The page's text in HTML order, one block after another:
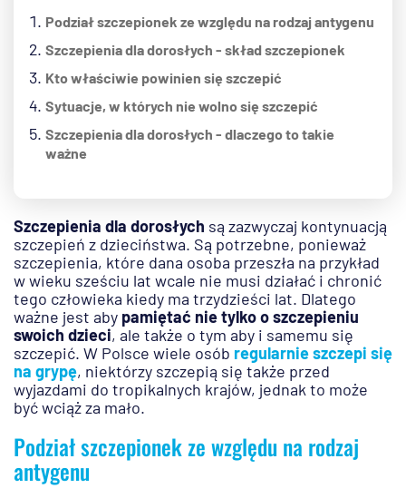
Podział szczepionek ze względu na rodzaj antygenu
Szczepienia dla dorosłych - skład szczepionek
Kto właściwie powinien się szczepić
Sytuacje, w których nie wolno się szczepić
Szczepienia dla dorosłych - dlaczego to takie
ważne
Szczepienia dla dorosłych są zazwyczaj kontynuacją
szczepień z dzieciństwa. Są potrzebne, ponieważ
szczepienia, które dana osoba przeszła na przykład
w wieku sześciu lat wcale nie musi działać i chronić
tego człowieka kiedy ma trzydzieści lat. Dlatego
ważne jest aby pamiętać nie tylko o szczepieniu
swoich dzieci, ale także o tym aby i samemu się
szczepić. W Polsce wiele osób regularnie szczepi się
na grypę, niektórzy szczepią się także przed
wyjazdami do tropikalnych krajów, jednak to może
być wciąż za mało.
Podział szczepionek ze względu na rodzaj
antygenu